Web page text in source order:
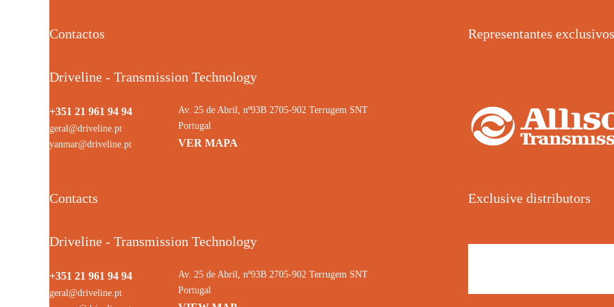
Contactos
Driveline - Transmission Technology
+351 21 961 94 94
geral@driveline.pt
yanmar@driveline.pt
Av. 25 de Abril, nº93B 2705-902 Terrugem SNT
Portugal
VER MAPA
Representantes exclusivos
Contacts
Driveline - Transmission Technology
+351 21 961 94 94
geral@driveline.pt
Av. 25 de Abril, nº93B 2705-902 Terrugem SNT
Portugal
Exclusive distributors